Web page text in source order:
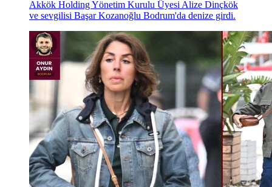
Akkök Holding Yönetim Kurulu Üyesi Alize Dinçkök
ve sevgilisi Başar Kozanoğlu Bodrum'da denize girdi.